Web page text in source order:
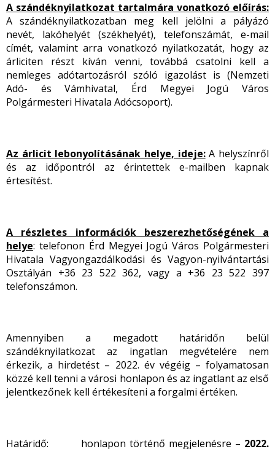
A szándéknyilatkozat tartalmára vonatkozó előírás:
A szándéknyilatkozatban meg kell jelölni a pályázó
nevét, lakóhelyét (székhelyét), telefonszámát, e-mail
címét, valamint arra vonatkozó nyilatkozatát, hogy az
árliciten részt kíván venni, továbbá csatolni kell a
nemleges adótartozásról szóló igazolást is (Nemzeti
Adó- és Vámhivatal, Érd Megyei Jogú Város
Polgármesteri Hivatala Adócsoport).
Az árlicit lebonyolításának helye, ideje:A helyszínről
és az időpontról az érintettek e-mailben kapnak
értesítést.
A részletes információk beszerezhetőségének a
helye: telefonon Érd Megyei Jogú Város Polgármesteri
Hivatala Vagyongazdálkodási és Vagyon-nyilvántartási
Osztályán +36 23 522 362, vagy a +36 23 522 397
telefonszámon.
Amennyiben a megadott határidőn belül
szándéknyilatkozat az ingatlan megvételére nem
érkezik, a hirdetést – 2022. év végéig – folyamatosan
közzé kell tenni a városi honlapon és az ingatlant az első
jelentkezőnek kell értékesíteni a forgalmi értéken.
Határidő: honlapon történő megjelenésre – 2022.